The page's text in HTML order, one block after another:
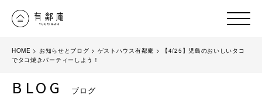
HOME > お知らせとブログ > ゲストハウス有鄰庵 >
【4/25】児島のおいしいタコ
でタコ焼きパーティーしよう！
BLOG ブログ